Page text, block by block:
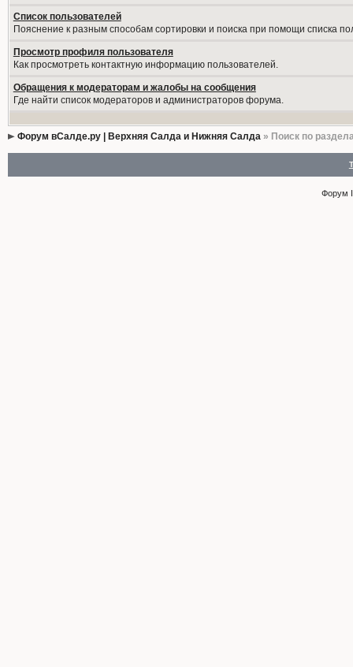
Список пользователей
Пояснение к разным способам сортировки и поиска при помощи списка
Просмотр профиля пользователя
Как просмотреть контактную информацию пользователей.
Обращения к модераторам и жалобы на сообщения
Где найти список модераторов и администраторов форума.
Форум вСалде.ру | Верхняя Салда и Нижняя Салда» Поиск по
Форум